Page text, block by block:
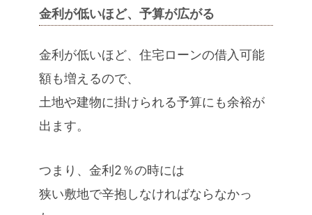
金利が低いほど、予算が広がる
金利が低いほど、住宅ローンの借入可能
額も増えるので、
土地や建物に掛けられる予算にも余裕が
出ます。
つまり、金利2％の時には
狭い敷地で辛抱しなければならなかっ